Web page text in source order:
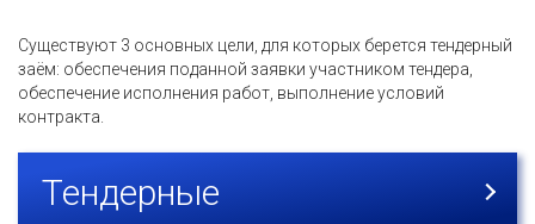
Существуют 3 основных цели, для которых берется тендерный
заём: обеспечения поданной заявки участником тендера,
обеспечение исполнения работ, выполнение условий
контракта.
Тендерные